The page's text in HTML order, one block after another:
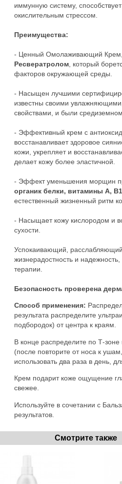
иммунную систему,
окислительным стрессом.
Преимущества:
- Ценный Омолаживающий
Ресвератролом , который
факторов окружающей среды.
- Насыщен лучшими
известны своими
свойствами, и были
- Эффективный крем с
восстанавливает здоровое
кожи, укрепляет и
делает кожу более эластичной.
- Эффект уменьшения морщин
органик белки, витамины А,
естественный жизненный ритм
- Насыщает кожу кислородом и
сухости.
Успокаивающий, расслабляющий
жизнерадостность и
терапии.
Безопасность проверена
Способ применения:
результата распределите
подбородок) от центра к краям.
В конце распределите по Т-
(после повторите от носа к
использовать два раза в день,
Крем подарит коже ощущение
свежее.
Используйте в сочетании с
результатов.
Смотрите также